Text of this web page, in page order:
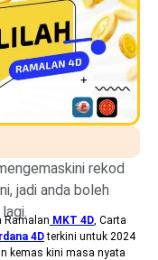
rekod
jadi anda boleh
Ramalan MKT 4D , Carta
4Dterkini untuk 2024
kemas kini masa nyata